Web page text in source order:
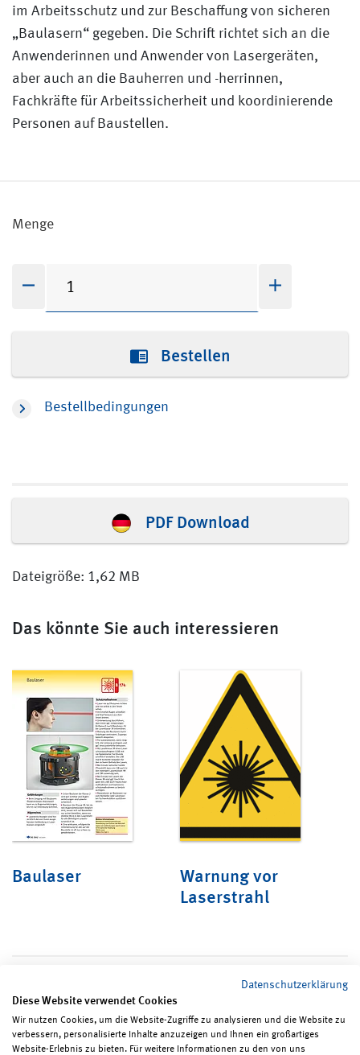
im Arbeitsschutz und zur Beschaffung von sicheren
„Baulasern“ gegeben. Die Schrift richtet sich an die
Anwenderinnen und Anwender von Lasergeräten,
aber auch an die Bauherren und -herrinnen,
Fachkräfte für Arbeitssicherheit und koordinierende
Personen auf Baustellen.
Menge
Bestellen
Bestellbedingungen
PDF Download
Dateigröße: 1,62 MB
Das könnte Sie auch interessieren
Baulaser
Warnung vor
Laserstrahl
Seite teilen Seite drucken
Datenschutzerklärung
Diese Website verwendet Cookies
Wir nutzen Cookies, um die Website-Zugriffe zu analysieren und die Website zu
verbessern, personalisierte Inhalte anzuzeigen und Ihnen ein großartiges
Website-Erlebnis zu bieten. Für weitere Informationen zu den von uns